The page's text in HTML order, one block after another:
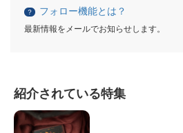
？ フォロー機能とは？
最新情報をメールでお知らせします。
紹介されている特集